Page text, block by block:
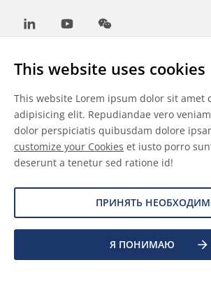
This website uses cookies
This website Lorem ipsum dolor sit amet
adipisicing elit. Repudiandae vero
dolor perspiciatis quibusdam dolore
customize your Cookies et iusto porro
deserunt a tenetur sed ratione id!
ПРИНЯТЬ
Я ПОНИМАЮ
LinkedInYoutubeWeChat
2026 Allnex Netherlands B.V.
Общие условия
Отказ от ответственности
Сведения о файлах cookie
Защита данных